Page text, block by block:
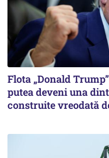
Flota „Donald
putea deveni una
construite vreodată